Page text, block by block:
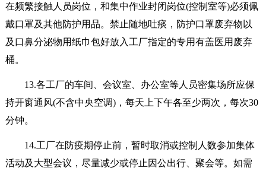
在频繁接触人员岗位，和集中作业封闭岗位(控制室等)必须佩
戴口罩及其他防护用品。禁止随地吐痰，防护口罩废弃物以
及口鼻分泌物用纸巾包好放入工厂指定的专用有盖医用废弃
桶。
13.各工厂的车间、会议室、办公室等人员密集场所应保
持开窗通风(不含中央空调)，每天上下午各至少两次，每次30
分钟。
14.工厂在防疫期停止前，暂时取消或控制人数参加集体
活动及大型会议，尽量减少或停止因公出行、聚会等。如需